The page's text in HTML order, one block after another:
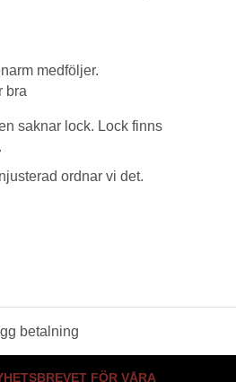
medföljer.
bra
saknar lock. Lock finns
ordnar vi det.
betalning
FÖR VÅRA